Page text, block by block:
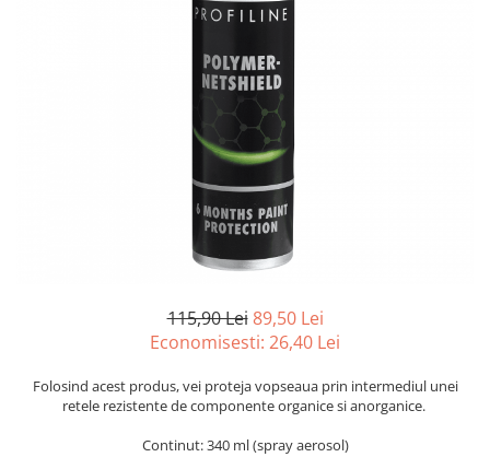
115,90 Lei 89,50 Lei
Economisesti: 26,40 Lei
Folosind acest produs, vei proteja vopseaua prin intermediul unei
retele rezistente de componente organice si anorganice.
Continut: 340 ml (spray aerosol)